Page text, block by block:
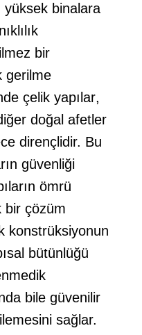
yüksek binalara
bir
gerilme
çelik yapılar,
doğal afetler
dirençlidir. Bu
güvenliği
ömrü
bir çözüm
konstrüksiyonun
bütünlüğü
bile güvenilir
sağlar.